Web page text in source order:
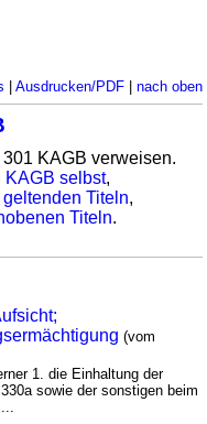
Ausdrucken/PDF| nach oben
KAGB verweisen.
KAGB selbst,
Titeln,
Titeln.
(vom
1. die Einhaltung der
sowie der sonstigen beim